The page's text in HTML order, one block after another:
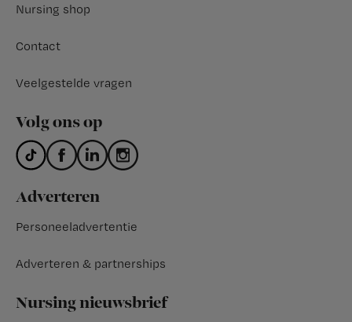
Nursing shop
Contact
Veelgestelde vragen
Volg ons op
Adverteren
Personeeladvertentie
Adverteren & partnerships
Nursing nieuwsbrief